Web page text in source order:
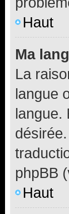
Haut
Ma
La
langue
langue.
phpBB
Haut